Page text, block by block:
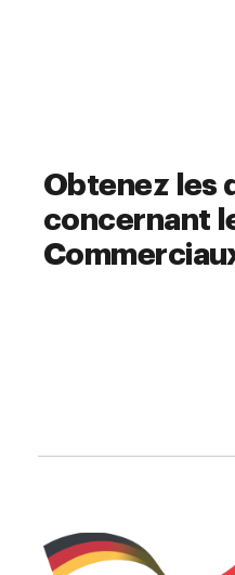
Obtenez les
concernant